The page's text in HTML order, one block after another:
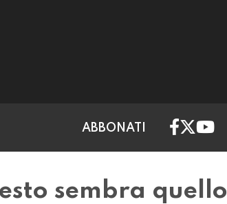
ABBONATI
sembra quello